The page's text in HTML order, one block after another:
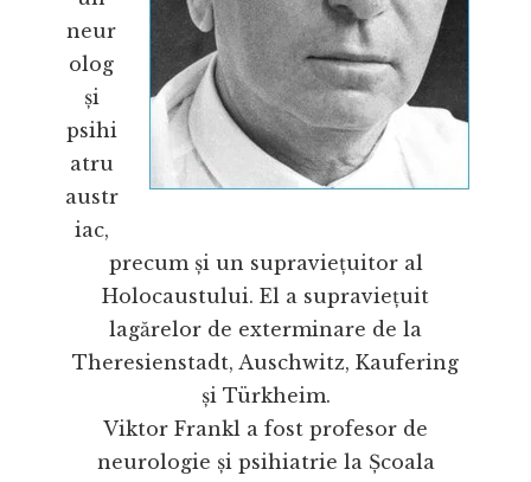
neur
olog
și
psihi
atru
austr
iac,
precum și un supraviețuitor al
Holocaustului. El a supraviețuit
lagărelor de exterminare de la
Theresienstadt, Auschwitz, Kaufering
și Türkheim.
Viktor Frankl a fost profesor de
neurologie și psihiatrie la Școala